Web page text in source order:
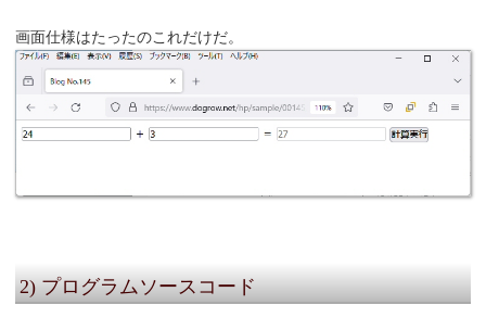
画面仕様はたったのこれだけだ。
2) プログラムソースコード